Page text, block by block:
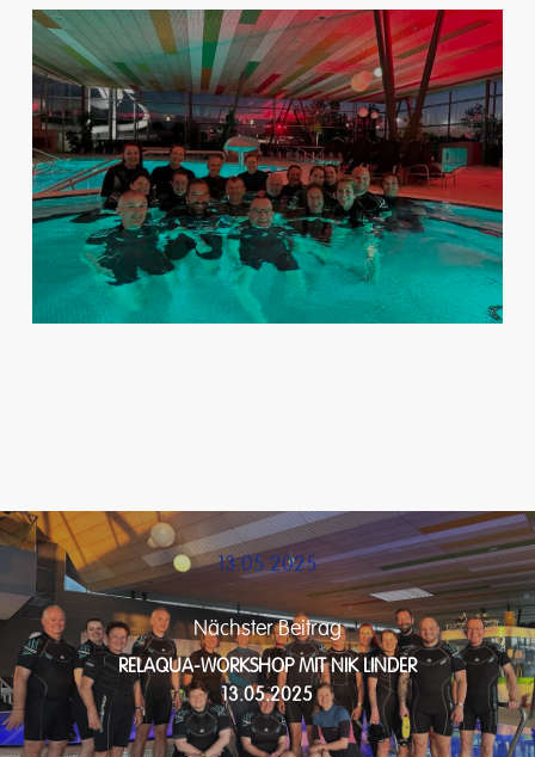
Nächster Beitrag
RELAQUA-WORKSHOP MIT NIK LINDER
13.05.2025
13.05.2025